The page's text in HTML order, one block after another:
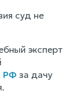
суд не
эксперт
РФ за дачу